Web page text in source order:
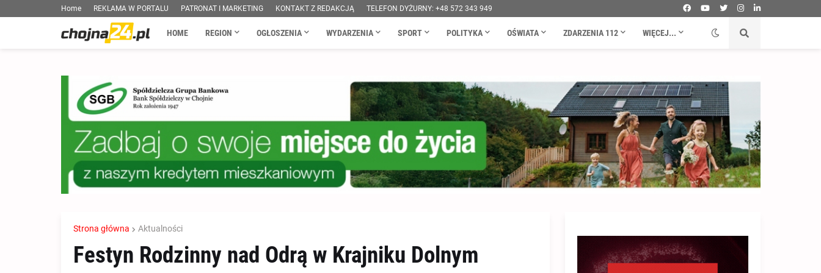
Home REKLAMA W PORTALU PATRONAT I MARKETING KONTAKT Z REDAKCJĄ TELEFON DYŻURNY: +48 572 343 949
HOME REGION OGŁOSZENIA WYDARZENIA SPORT POLITYKA OŚWIATA ZDARZENIA 112 WIĘCEJ...
Strona główna Aktualności
Festyn Rodzinny nad Odrą w Krajniku Dolnym